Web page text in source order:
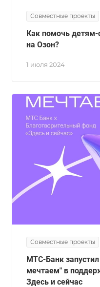
Совместные проекты
1 июля 2024
Как помочь детям-
на Озон?
Совместные проекты
МТС-Банк
мечтаем" в
Здесь и сейчас